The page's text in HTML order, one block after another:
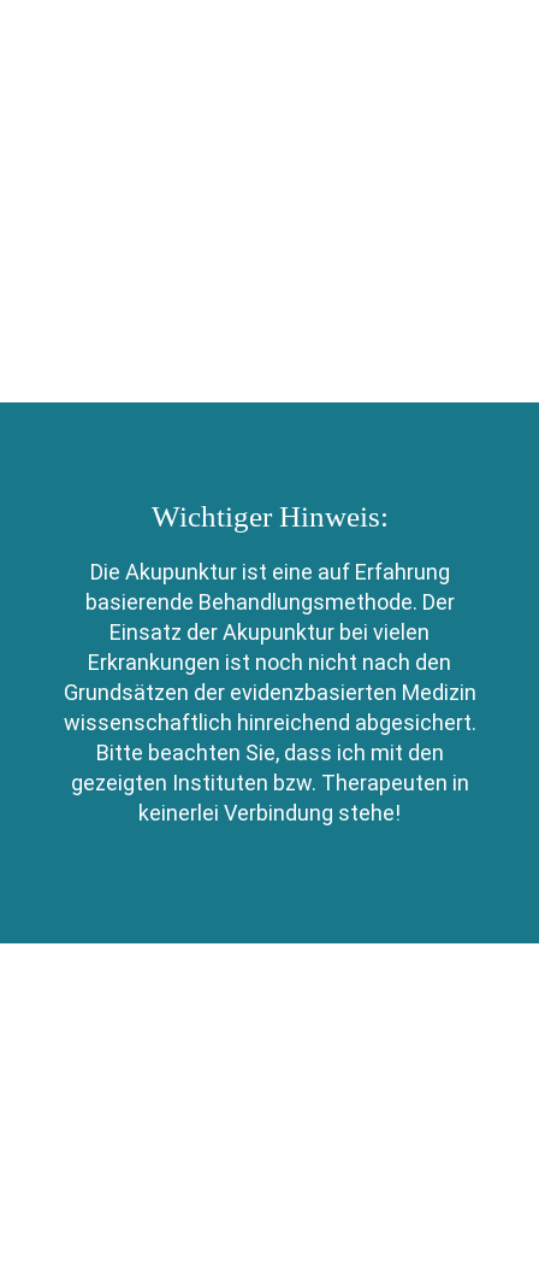
Wichtiger Hinweis:
Die Akupunktur ist eine auf Erfahrung
basierende Behandlungsmethode. Der
Einsatz der Akupunktur bei vielen
Erkrankungen ist noch nicht nach den
Grundsätzen der evidenzbasierten Medizin
wissenschaftlich hinreichend abgesichert.
Bitte beachten Sie, dass ich mit den
gezeigten Instituten bzw. Therapeuten in
keinerlei Verbindung stehe!